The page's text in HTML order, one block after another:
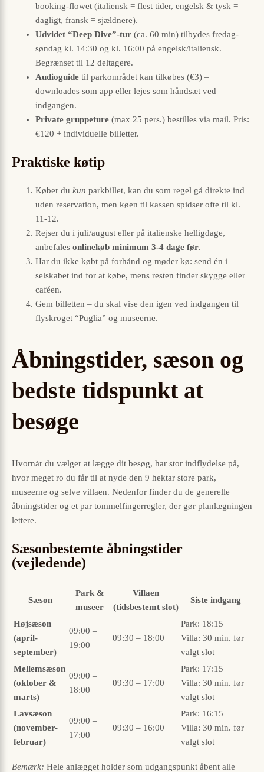
booking-flowet (italiensk = flest tider, engelsk & tysk =
dagligt, fransk = sjældnere).
Udvidet “Deep Dive”-tur (ca. 60 min) tilbydes fredag-
søndag kl. 14:30 og kl. 16:00 på engelsk/italiensk.
Begrænset til 12 deltagere.
Audioguide til parkområdet kan tilkøbes (€3) –
downloades som app eller lejes som håndsæt ved
indgangen.
Private gruppeture (max 25 pers.) bestilles via mail. Pris:
€120 + individuelle billetter.
Praktiske køtip
Køber du kun parkbillet, kan du som regel gå direkte ind
uden reservation, men køen til kassen spidser ofte til kl.
11-12.
Rejser du i juli/august eller på italienske helligdage,
anbefales onlinekøb minimum 3-4 dage før.
Har du ikke købt på forhånd og møder kø: send én i
selskabet ind for at købe, mens resten finder skygge eller
caféen.
Gem billetten – du skal vise den igen ved indgangen til
flyskroget “Puglia” og museerne.
Åbningstider, sæson og
bedste tidspunkt at
besøge
Hvornår du vælger at lægge dit besøg, har stor indflydelse på,
hvor meget ro du får til at nyde den 9 hektar store park,
museerne og selve villaen. Nedenfor finder du de generelle
åbningstider og et par tommelfingerregler, der gør planlægningen
lettere.
Sæsonbestemte åbningstider
(vejledende)
Sæson
Park &
museer
Villaen
(tidsbestemt slot)
Siste indgang
Højsæson
(april-
september)
09:00 –
19:00
09:30 – 18:00
Park: 18:15
Villa: 30 min. før
valgt slot
Mellemsæson
(oktober &
marts)
09:00 –
18:00
09:30 – 17:00
Park: 17:15
Villa: 30 min. før
valgt slot
Lavsæson
(november-
februar)
09:00 –
17:00
09:30 – 16:00
Park: 16:15
Villa: 30 min. før
valgt slot
Bemærk: Hele anlægget holder som udgangspunkt åbent alle